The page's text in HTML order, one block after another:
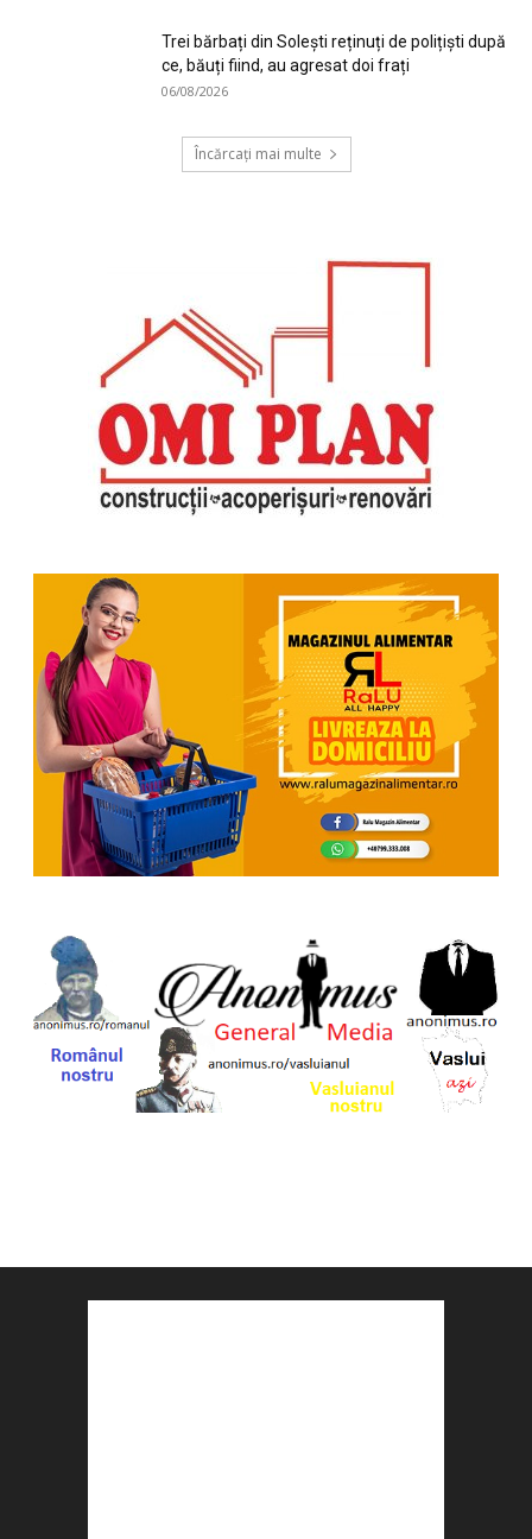
Trei bărbați din Solești reținuți de polițiști după
ce, băuți fiind, au agresat doi frați
06/08/2026
Încărcați mai multe